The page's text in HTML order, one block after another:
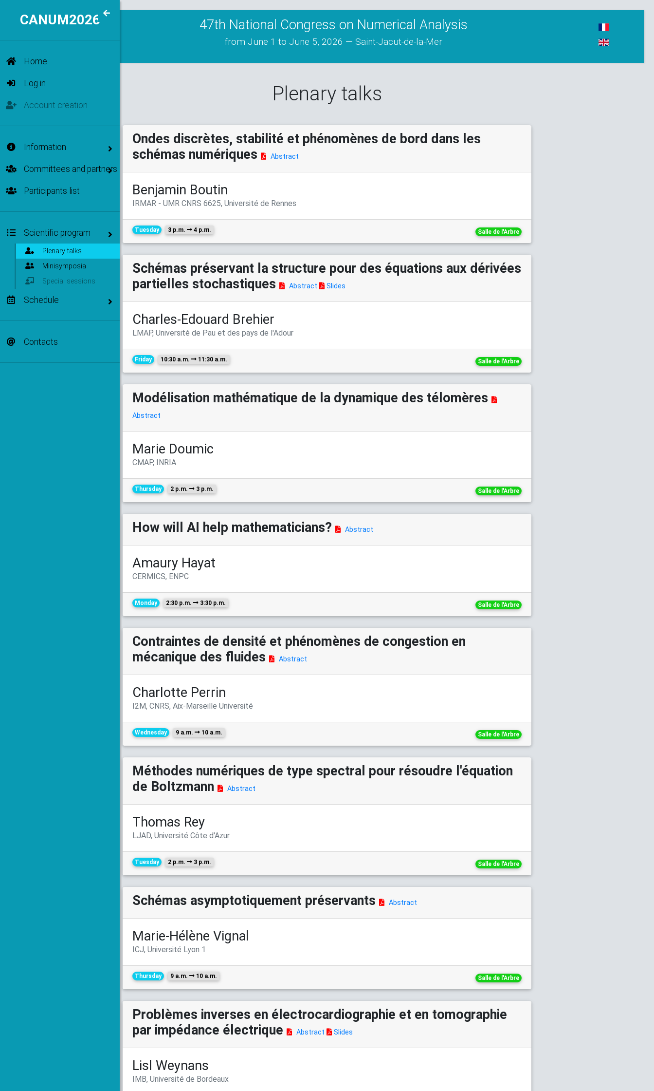
CANUM2026
Home
Log in
Account creation
Information
Committees and partners
Participants list
Scientific program
Plenary talks
Minisymposia
Special sessions
Schedule
Contacts
47th National Congress on Numerical Analysis
from June 1 to June 5, 2026 — Saint-Jacut-de-la-Mer
Plenary talks
Ondes discrètes, stabilité et phénomènes de bord dans les
schémas numériques
Abstract
Benjamin Boutin
IRMAR - UMR CNRS 6625, Université de Rennes
Tuesday 3 p.m. 4 p.m. Salle de l'Arbre
Schémas préservant la structure pour des équations aux dérivées
partielles stochastiques
Abstract Slides
Charles-Edouard Brehier
LMAP, Université de Pau et des pays de l'Adour
Friday 10:30 a.m. 11:30 a.m. Salle de l'Arbre
Modélisation mathématique de la dynamique des télomères
Abstract
Marie Doumic
CMAP, INRIA
Thursday 2 p.m. 3 p.m. Salle de l'Arbre
How will AI help mathematicians? Abstract
Amaury Hayat
CERMICS, ENPC
Monday 2:30 p.m. 3:30 p.m. Salle de l'Arbre
Contraintes de densité et phénomènes de congestion en
mécanique des fluides
Abstract
Charlotte Perrin
I2M, CNRS, Aix-Marseille Université
Wednesday 9 a.m. 10 a.m. Salle de l'Arbre
Méthodes numériques de type spectral pour résoudre l'équation
de Boltzmann
Abstract
Thomas Rey
LJAD, Université Côte d'Azur
Tuesday 2 p.m. 3 p.m. Salle de l'Arbre
Schémas asymptotiquement préservants Abstract
Marie-Hélène Vignal
ICJ, Université Lyon 1
Thursday 9 a.m. 10 a.m. Salle de l'Arbre
Problèmes inverses en électrocardiographie et en tomographie
par impédance électrique
Abstract Slides
Lisl Weynans
IMB, Université de Bordeaux